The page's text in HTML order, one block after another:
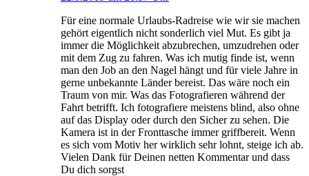
Für eine normale Urlaubs-Radreise wie wir sie machen
gehört eigentlich nicht sonderlich viel Mut. Es gibt ja
immer die Möglichkeit abzubrechen, umzudrehen oder
mit dem Zug zu fahren. Was ich mutig finde ist, wenn
man den Job an den Nagel hängt und für viele Jahre in
gerne unbekannte Länder bereist. Das wäre noch ein
Traum von mir. Was das Fotografieren während der
Fahrt betrifft. Ich fotografiere meistens blind, also ohne
auf das Display oder durch den Sicher zu sehen. Die
Kamera ist in der Fronttasche immer griffbereit. Wenn
es sich vom Motiv her wirklich sehr lohnt, steige ich ab.
Vielen Dank für Deinen netten Kommentar und dass
Du dich sorgst